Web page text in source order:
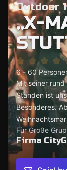
Outdoor
„X-
6 - 60
Mit seiner
Ständen ist
Besonderes.
Für Große
Firma